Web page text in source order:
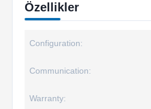
Özellikler
Configuration:
Communication:
Warranty: